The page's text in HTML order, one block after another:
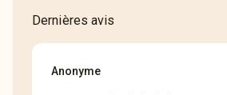
Dernières avis
Anonyme